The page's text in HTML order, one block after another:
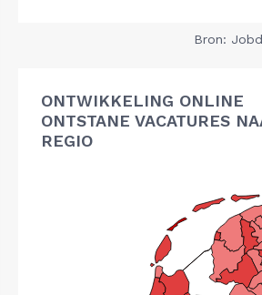
Bron:
ONTWIKKELING ONLINE
ONTSTANE VACATURES
REGIO